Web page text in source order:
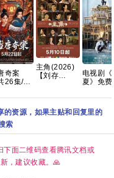
奇案
26集/4K
】夸克
主角(2026)
【刘存
幕/夸克/百度
网盘资源
【单集1～
电视剧《
夏》免费
度网盘资
分享
的资源，如果主贴和回复里的
索
下面二维码查看腾讯文档或
，建议收藏。🙏